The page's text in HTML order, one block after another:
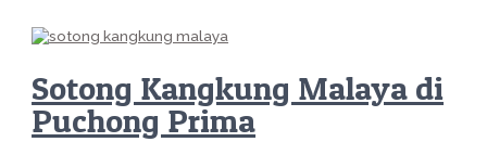
Sotong Kangkung Malaya di
Puchong Prima